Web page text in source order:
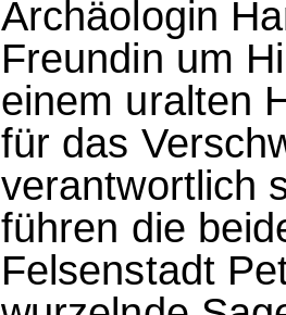
Archäologin
Freundin um
einem uralten
für das
verantwortlich
führen die
Felsenstadt